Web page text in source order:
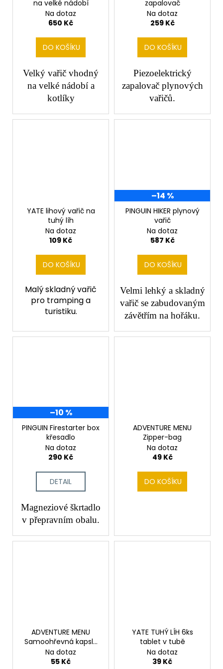
na velké nádobí
Na dotaz
650 Kč
DO KOŠÍKU
Velký vařič vhodný
na velké nádobí a
kotlíky
zapalovač
Na dotaz
259 Kč
DO KOŠÍKU
Piezoelektrický
zapalovač plynových
vařičů.
YATE lihový vařič na
tuhý líh
Na dotaz
109 Kč
DO KOŠÍKU
Malý skladný vařič
pro tramping a
turistiku.
–14 %
PINGUIN HIKER plynový
vařič
Na dotaz
587 Kč
DO KOŠÍKU
Velmi lehký a skladný
vařič se zabudovaným
závětřím na hořáku.
–10 %
PINGUIN Firestarter box
křesadlo
Na dotaz
290 Kč
DETAIL
Magneziové škrtadlo
v přepravním obalu.
ADVENTURE MENU
Zipper-bag
Na dotaz
49 Kč
DO KOŠÍKU
ADVENTURE MENU
Samoohřevná kapsle
60g - na 2 porce
Na dotaz
55 Kč
YATE TUHÝ LÍH 6ks
tablet v tubě
Na dotaz
39 Kč